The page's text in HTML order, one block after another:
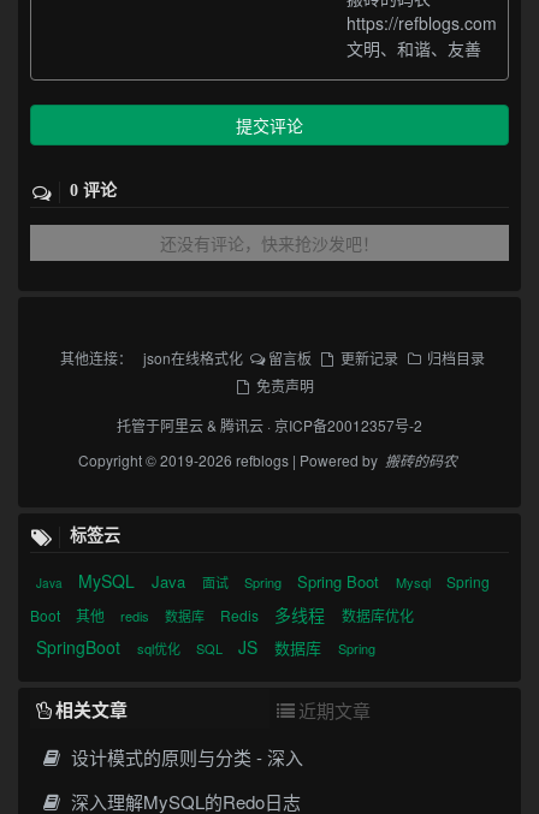
https://refblogs.com
文明、和谐、友善
提交评论
0 评论
还没有评论，快来抢沙发吧！
其他连接： json在线格式化 留言板 更新记录
归档目录
免责声明
托管于阿里云& 腾讯云 ·京ICP备20012357号-2
Copyright © 2019-2026 refblogs | Powered by 搬砖的码农
标签云
Java MySQL Java 面试 Spring Spring Boot Mysql
Spring
Boot
其他 redis 数据库 Redis 多线程 数据库优化
SpringBoot sql优化 SQL JS 数据库 Spring
相关文章
近期文章
设计模式的原则与分类 - 深入
深入理解MySQL的Redo日志